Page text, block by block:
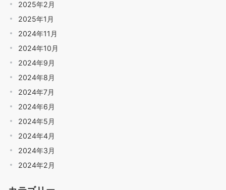
2025年2月
2025年1月
2024年11月
2024年10月
2024年9月
2024年8月
2024年7月
2024年6月
2024年5月
2024年4月
2024年3月
2024年2月